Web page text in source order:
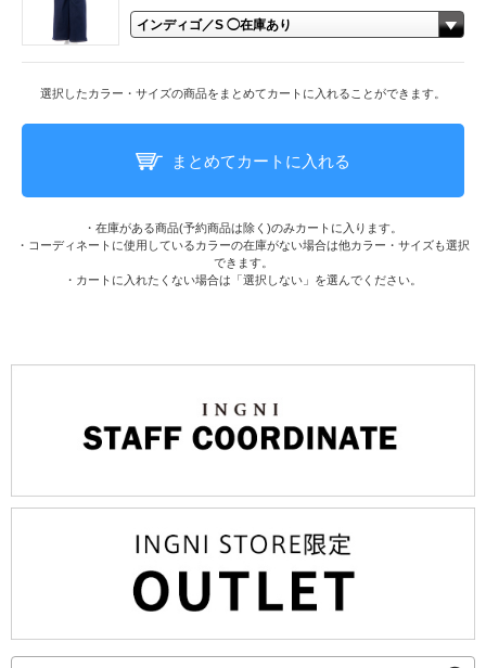
選択したカラー・サイズの商品をまとめてカートに入れることができます。
まとめてカートに入れる
・在庫がある商品(予約商品は除く)のみカートに入ります。
・コーディネートに使用しているカラーの在庫がない場合は他カラー・サイズも選択
できます。
・カートに入れたくない場合は「選択しない」を選んでください。